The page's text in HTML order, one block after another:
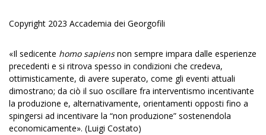
Copyright 2023 Accademia dei Georgofili
«Il sedicente homo sapiensnon sempre impara dalle esperienze
precedenti e si ritrova spesso in condizioni che credeva,
ottimisticamente, di avere superato, come gli eventi attuali
dimostrano; da ciò il suo oscillare fra interventismo incentivante
la produzione e, alternativamente, orientamenti opposti fino a
spingersi ad incentivare la “non produzione” sostenendola
economicamente». (Luigi Costato)